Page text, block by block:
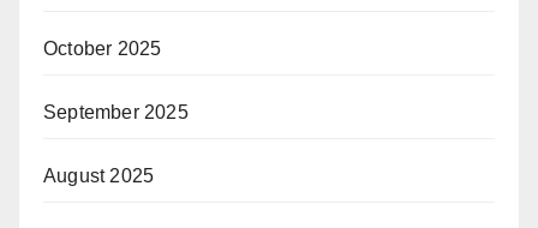
October 2025
September 2025
August 2025